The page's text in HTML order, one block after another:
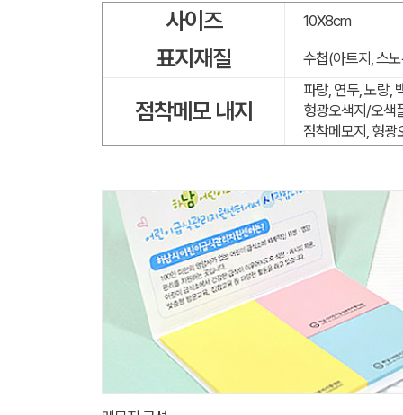
사이즈 10X8cm
표지재질 수첩(아트지, 스
점착메모 내지
파랑, 연두, 노랑,
형광오색지/오색
점착메모지, 형광